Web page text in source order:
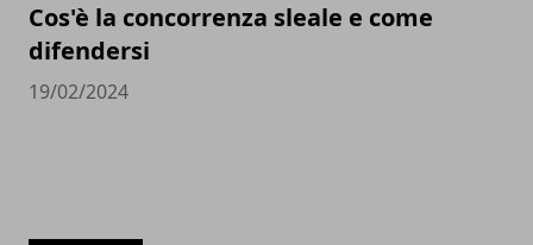
Cos'è la concorrenza sleale e come
difendersi
19/02/2024